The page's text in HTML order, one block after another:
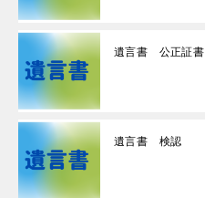
遺言書 公正証書
遺言書 検認